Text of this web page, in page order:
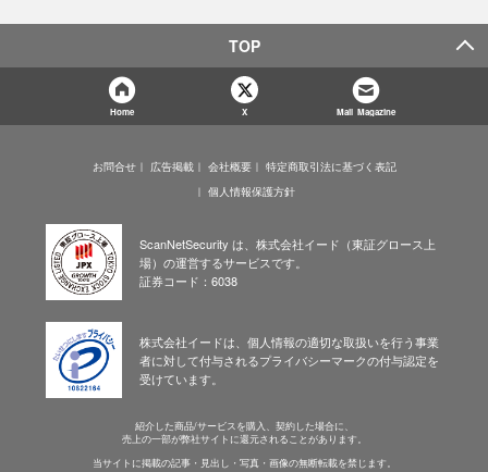
TOP
Home X Mail Magazine
お問合せ 広告掲載 会社概要
特定商取引法に基づく表記
個人情報保護方針
ScanNetSecurity は、株式会社イード（東証グロース上
場）の運営するサービスです。
証券コード：6038
株式会社イードは、個人情報の適切な取扱いを行う事業
者に対して付与されるプライバシーマークの付与認定を
受けています。
紹介した商品/サービスを購入、契約した場合に、
売上の一部が弊社サイトに還元されることがあります。
当サイトに掲載の記事・見出し・写真・画像の無断転載を禁じます。